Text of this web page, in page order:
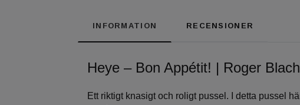
INFORMATION RECENSIONER
Heye – Bon Appétit! | Roger
Ett riktigt knasigt och roligt pussel. I detta pussel